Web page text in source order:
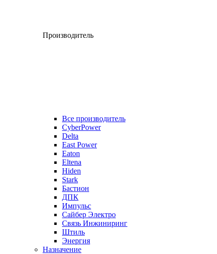
Производитель
Все производитель
CyberPower
Delta
East Power
Eaton
Eltena
Hiden
Stark
Бастион
ДПК
Импульс
Сайбер Электро
Связь Инжиниринг
Штиль
Энергия
Назначение